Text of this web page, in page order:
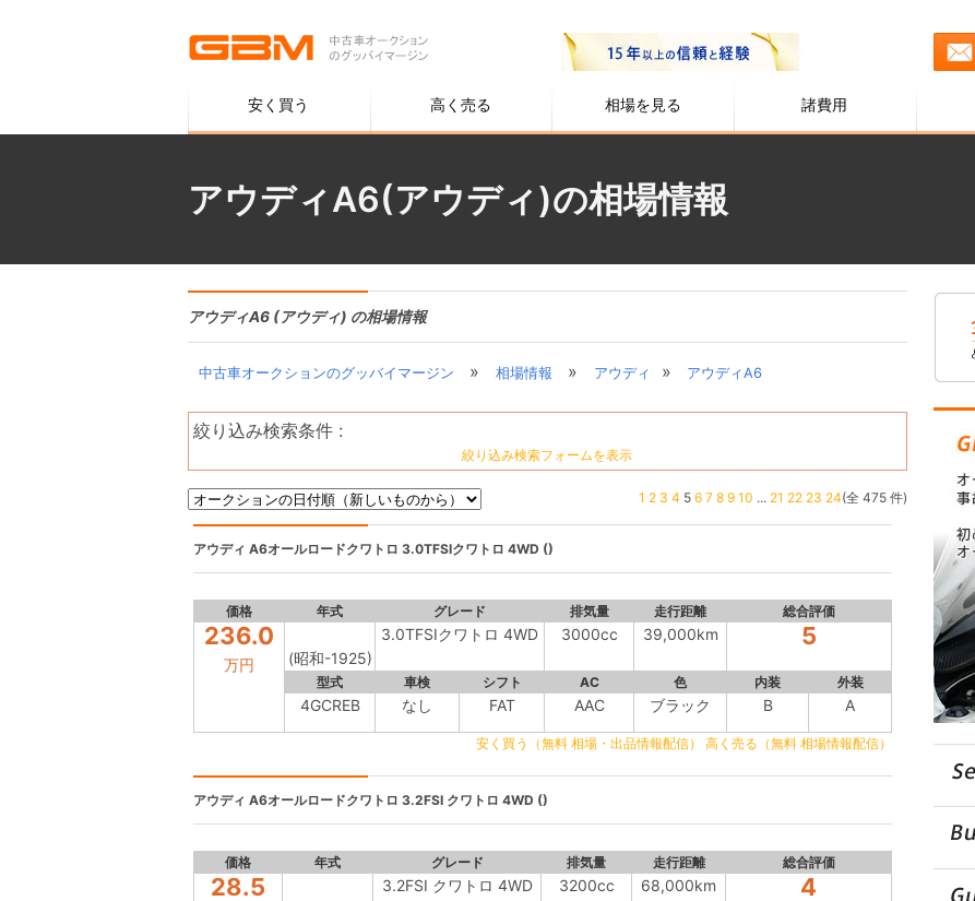
安く買う 高く売る 相場を見る 諸費用
アウディA6(アウディ)の相場情報
アウディA6 (アウディ) の相場情報
中古車オークションのグッバイマージン » 相場情報 » アウディ » アウディA6
絞り込み検索条件 :
絞り込み検索フォームを表示
1 2 3 4 5 6 7 8 9 10 ... 21 22 23 24(全 475 件)
アウディ A6オールロードクワトロ 3.0TFSIクワトロ 4WD ()
価格 年式 グレード 排気量 走行距離 総合評価
236.0
万円 (昭和-1925)
3.0TFSIクワトロ 4WD 3000cc 39,000km 5
型式 車検 シフト AC 色 内装 外装
4GCREB なし FAT AAC ブラック B A
安く買う（無料 相場・出品情報配信） 高く売る（無料 相場情報配信）
アウディ A6オールロードクワトロ 3.2FSI クワトロ 4WD ()
価格 年式 グレード 排気量 走行距離 総合評価
28.5 3.2FSI クワトロ 4WD 3200cc 68,000km 4